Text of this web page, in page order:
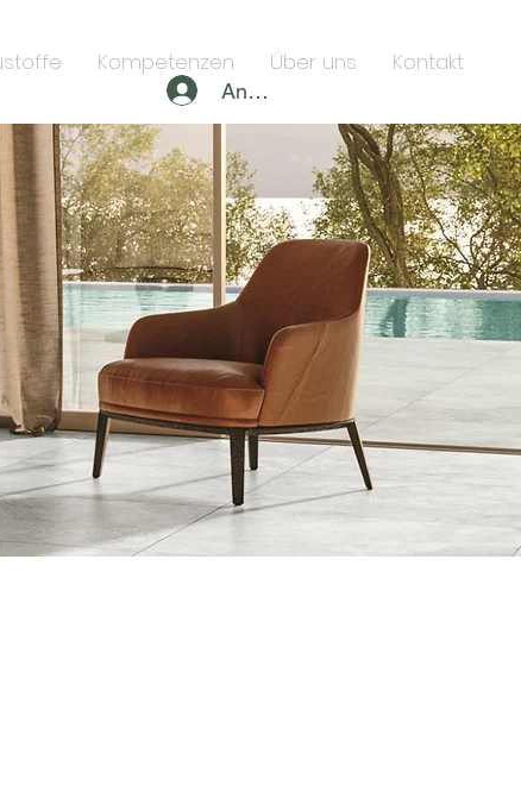
Kompetenzen Über uns Kontakt
Anmelden